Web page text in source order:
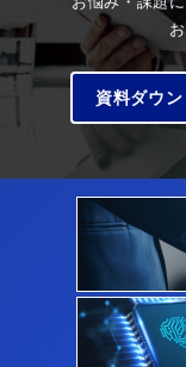
資料ダウ